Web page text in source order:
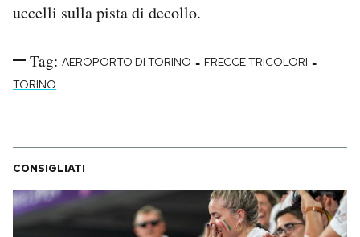
uccelli sulla pista di decollo.
Tag: AEROPORTO DI TORINO - FRECCE TRICOLORI -
TORINO
CONSIGLIATI